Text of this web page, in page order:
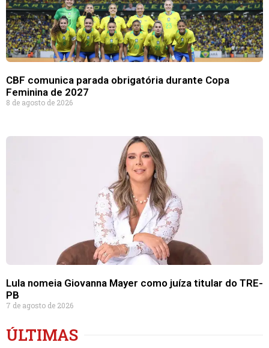
CBF comunica parada obrigatória durante Copa
Feminina de 2027
8 de agosto de 2026
Lula nomeia Giovanna Mayer como juíza titular do TRE-
PB
7 de agosto de 2026
ÚLTIMAS